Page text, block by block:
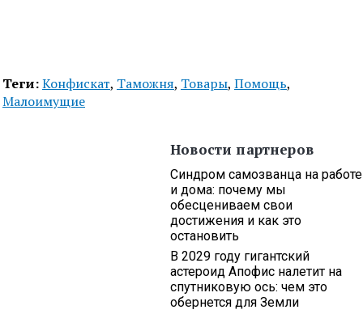
Теги:Конфискат, Таможня, Товары, Помощь,
Малоимущие
Новости партнеров
Синдром самозванца на работе
и дома: почему мы
обесцениваем свои
достижения и как это
остановить
В 2029 году гигантский
астероид Апофис налетит на
спутниковую ось: чем это
обернется для Земли